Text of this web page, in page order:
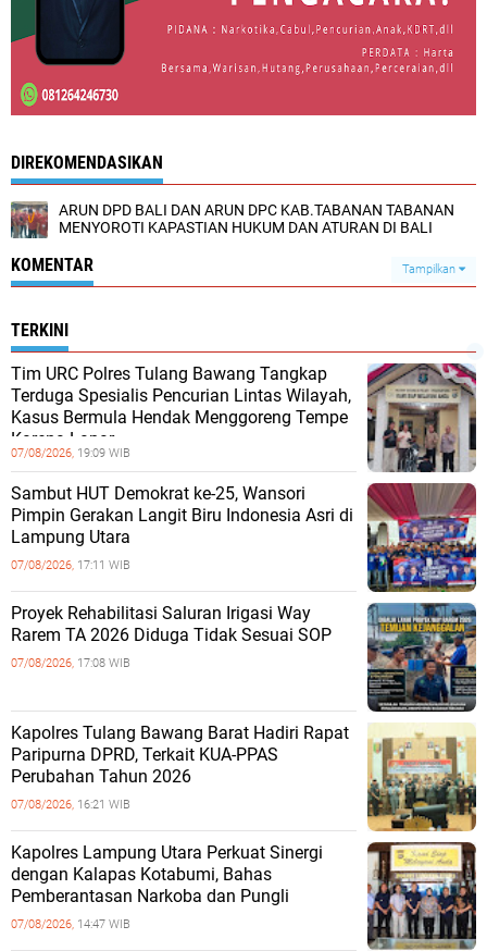
DIREKOMENDASIKAN
ARUN DPD BALI DAN ARUN DPC KAB.TABANAN TABANAN
MENYOROTI KAPASTIAN HUKUM DAN ATURAN DI BALI
KOMENTAR Tampilkan
TERKINI
Tim URC Polres Tulang Bawang Tangkap
Terduga Spesialis Pencurian Lintas Wilayah,
Kasus Bermula Hendak Menggoreng Tempe
Karena Lapar
07/08/2026, 19:09 WIB
Sambut HUT Demokrat ke-25, Wansori
Pimpin Gerakan Langit Biru Indonesia Asri di
Lampung Utara
07/08/2026, 17:11 WIB
Proyek Rehabilitasi Saluran Irigasi Way
Rarem TA 2026 Diduga Tidak Sesuai SOP
07/08/2026, 17:08 WIB
Kapolres Tulang Bawang Barat Hadiri Rapat
Paripurna DPRD, Terkait KUA-PPAS
Perubahan Tahun 2026
07/08/2026, 16:21 WIB
Kapolres Lampung Utara Perkuat Sinergi
dengan Kalapas Kotabumi, Bahas
Pemberantasan Narkoba dan Pungli
07/08/2026, 14:47 WIB